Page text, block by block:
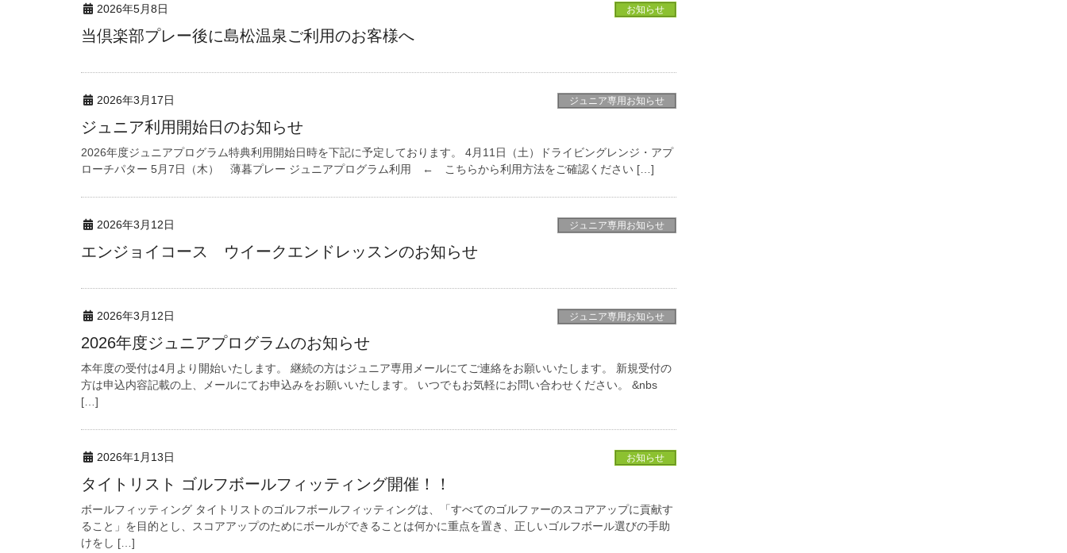
2026年5月8日 お知らせ
当倶楽部プレー後に島松温泉ご利用のお客様へ
2026年3月17日 ジュニア専用お知らせ
ジュニア利用開始日のお知らせ
2026年度ジュニアプログラム特典利用開始日時を下記に予定しております。 4月11日（土）ドライビングレンジ・アプ
ローチパター 5月7日（木） 薄暮プレー ジュニアプログラム利用 ← こちらから利用方法をご確認ください […]
2026年3月12日 ジュニア専用お知らせ
エンジョイコース ウイークエンドレッスンのお知らせ
2026年3月12日 ジュニア専用お知らせ
2026年度ジュニアプログラムのお知らせ
本年度の受付は4月より開始いたします。 継続の方はジュニア専用メールにてご連絡をお願いいたします。 新規受付の
方は申込内容記載の上、メールにてお申込みをお願いいたします。 いつでもお気軽にお問い合わせください。 &nbs
[…]
2026年1月13日 お知らせ
タイトリスト ゴルフボールフィッティング開催！！
ボールフィッティング タイトリストのゴルフボールフィッティングは、「すべてのゴルファーのスコアアップに貢献す
ること」を目的とし、スコアアップのためにボールができることは何かに重点を置き、正しいゴルフボール選びの手助
けをし […]